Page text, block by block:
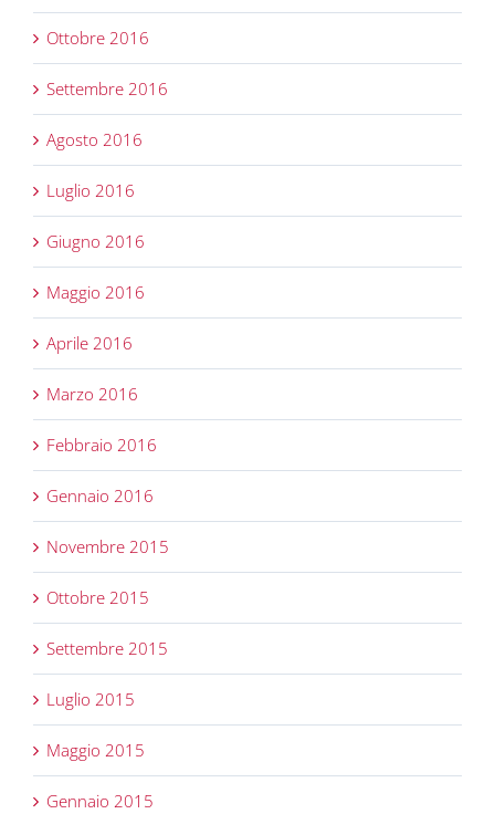
Ottobre 2016
Settembre 2016
Agosto 2016
Luglio 2016
Giugno 2016
Maggio 2016
Aprile 2016
Marzo 2016
Febbraio 2016
Gennaio 2016
Novembre 2015
Ottobre 2015
Settembre 2015
Luglio 2015
Maggio 2015
Gennaio 2015